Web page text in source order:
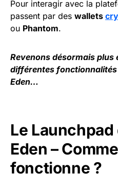
Pour interagir avec la
passent par des wallets
ou Phantom.
Revenons désormais plus
différentes
Eden…
Le
Eden –
fonctionne ?